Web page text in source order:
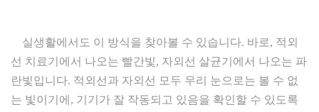
실생활에서도 이 방식을 찾아볼 수 있습니다. 바로, 적외
선 치료기에서 나오는 빨간빛, 자외선 살균기에서 나오는 파
란빛입니다. 적외선과 자외선 모두 우리 눈으로는 볼 수 없
는 빛이기에, 기기가 잘 작동되고 있음을 확인할 수 있도록